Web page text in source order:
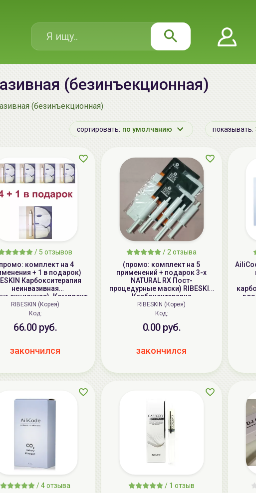
(безинъекционная)
(безинъекционная)
сортировать: по умолчанию показывать:
/ 5 отзывов
комплект на 4
+ 1 в подарок)
Карбокситерапия
неинвазивная
Комплект
5 применений, для ухода
и шеей RIBESKIN CO2
RIBESKIN (Корея)
Код:
66.00 руб.
закончился
/ 2 отзыва
(промо: комплект на 5
применений + подарок 3-х
NATURAL RX Пост-
процедурные маски) RIBESKIN
Карбокситерапия
неинвазивная
(безинъекционная). Комплект
за лицом и шеей RIBESKIN CO2
RIBESKIN (Корея)
Код:
0.00 руб.
закончился
/4отзыва
/ 1 отзыв